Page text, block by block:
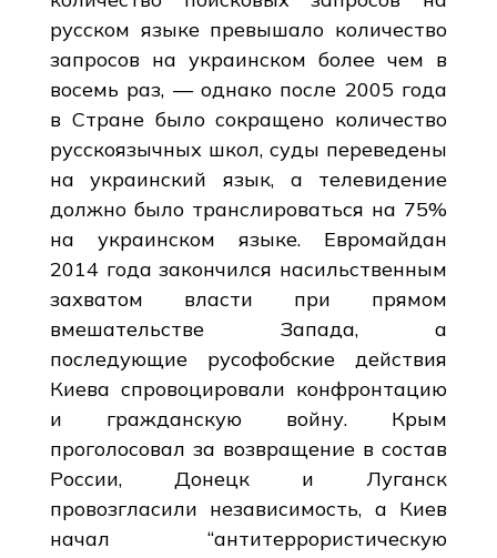
русском языке превышало количество
запросов на украинском более чем в
восемь раз, — однако после 2005 года
в Стране было сокращено количество
русскоязычных школ, суды переведены
на украинский язык, а телевидение
должно было транслироваться на 75%
на украинском языке. Евромайдан
2014 года закончился насильственным
захватом власти при прямом
вмешательстве Запада, а
последующие русофобские действия
Киева спровоцировали конфронтацию
и гражданскую войну. Крым
проголосовал за возвращение в состав
России, Донецк и Луганск
провозгласили независимость, а Киев
начал “антитеррористическую